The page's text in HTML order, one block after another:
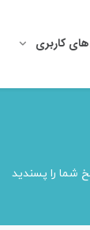
کاربری
شما را پسندید